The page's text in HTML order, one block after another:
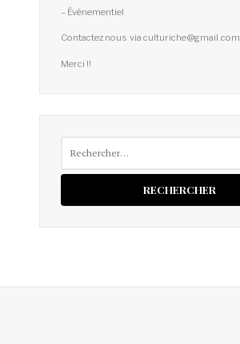
– Événementiel
Contactez nous via culturiche@gmail.com
Merci !!